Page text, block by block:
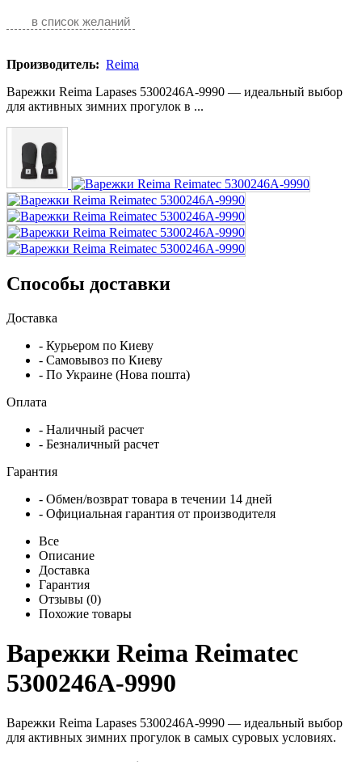
в список желаний
Производитель: Reima
Варежки Reima Lapases 5300246A-9990 — идеальный выбор
для активных зимних прогулок в ...
Способы доставки
Доставка
- Курьером по Киеву
- Самовывоз по Киеву
- По Украине (Нова пошта)
Оплата
- Наличный расчет
- Безналичный расчет
Гарантия
- Обмен/возврат товара в течении 14 дней
- Официальная гарантия от производителя
Все
Описание
Доставка
Гарантия
Отзывы (0)
Похожие товары
Варежки Reima Reimatec
5300246A-9990
Варежки Reima Lapases 5300246A-9990 — идеальный выбор
для активных зимних прогулок в самых суровых условиях.